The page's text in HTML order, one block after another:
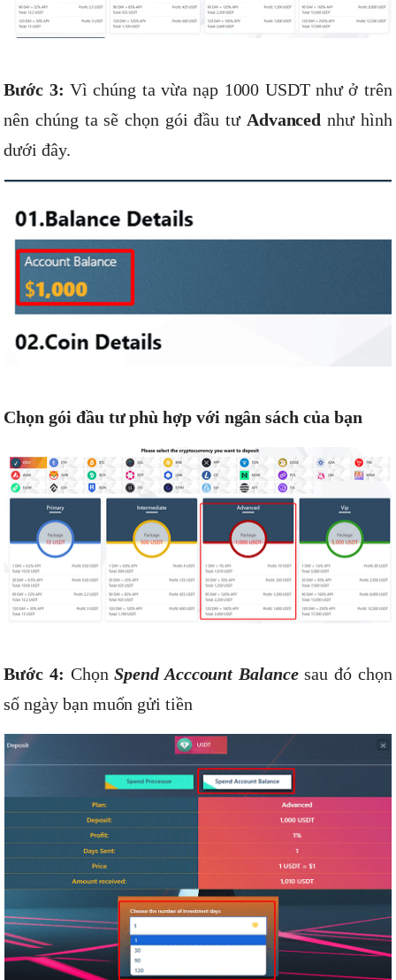
Bước 3: Vì chúng ta vừa nạp 1000 USDT như ở trên
nên chúng ta sẽ chọn gói đầu tư Advanced như hình
dưới đây.
Chọn gói đầu tư phù hợp với ngân sách của bạn
Bước 4: ChọnSpend Acccount Balancesau đó chọn
số ngày bạn muốn gửi tiền